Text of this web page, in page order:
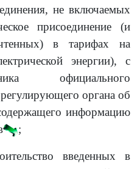
не включаемых
присоединение (и
в тарифах на
энергии), с
официального
органа об
информацию
;
введенных в